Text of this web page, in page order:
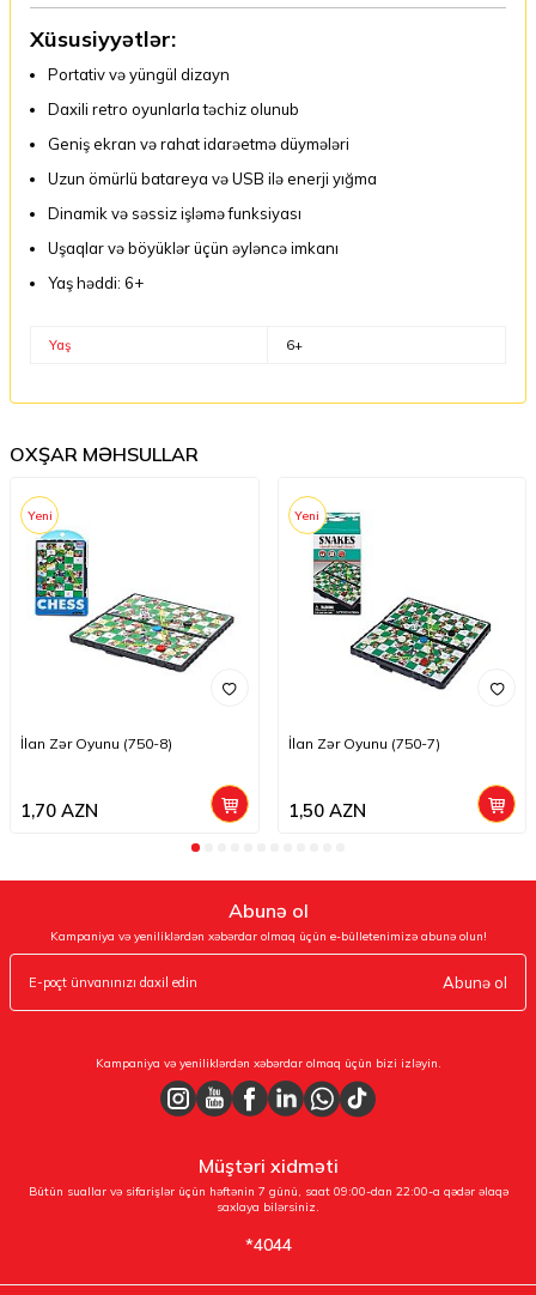
Xüsusiyyətlər:
Portativ və yüngül dizayn
Daxili retro oyunlarla təchiz olunub
Geniş ekran və rahat idarəetmə düymələri
Uzun ömürlü batareya və USB ilə enerji yığma
Dinamik və səssiz işləmə funksiyası
Uşaqlar və böyüklər üçün əyləncə imkanı
Yaş həddi: 6+
Yaş 6+
OXŞAR MƏHSULLAR
Yeni
İlan Zər Oyunu (750-8)
1,70 AZN
Yeni
İlan Zər Oyunu (750-7)
1,50AZN
Abunə ol
Kampaniya və yeniliklərdən xəbərdar olmaq üçün e-bülletenimizə abunə olun!
Abunə ol
Kampaniya və yeniliklərdən xəbərdar olmaq üçün bizi izləyin.
Müştəri xidməti
Bütün suallar və sifarişlər üçün həftənin 7 günü, saat 09:00-dan 22:00-a qədər əlaqə
saxlaya bilərsiniz.
*4044